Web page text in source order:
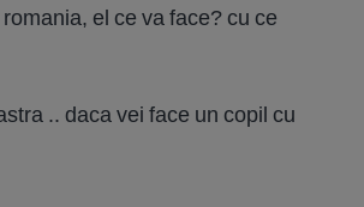
el ce va face? cu ce
.. daca vei face un copil cu